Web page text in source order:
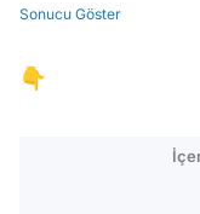
Sonucu Göster
👇